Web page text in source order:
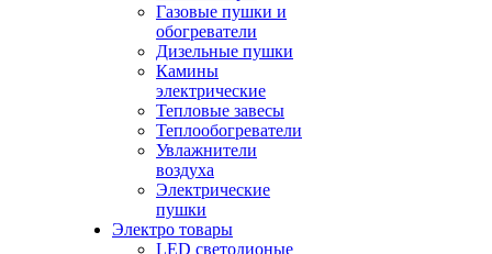
Газовые пушки и
обогреватели
Дизельные пушки
Камины
электрические
Тепловые завесы
Теплообогреватели
Увлажнители
воздуха
Электрические
пушки
Электро товары
LED светодионые